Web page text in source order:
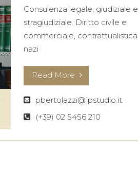
Consulenza legale, giudiziale e
stragiudiziale. Diritto civile e
commerciale, contrattualistica
nazi
Read More
pbertolazzi@jpstudio.it
(+39) 02 5456 210